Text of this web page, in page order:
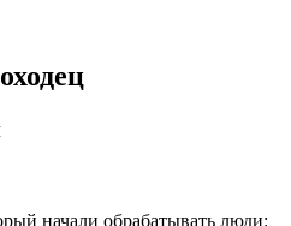
начали обрабатывать люди: